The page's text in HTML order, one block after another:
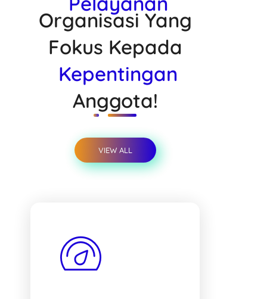
Organisasi Yang
Fokus Kepada
Kepentingan
Anggota!
VIEW ALL